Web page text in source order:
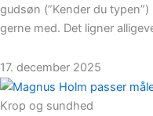
gudsøn (”Kender du
gerne med. Det ligner
17. december 2025
Krop og sundhed